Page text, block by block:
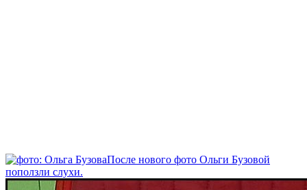
После нового фото Ольги Бузовой
поползли слухи.